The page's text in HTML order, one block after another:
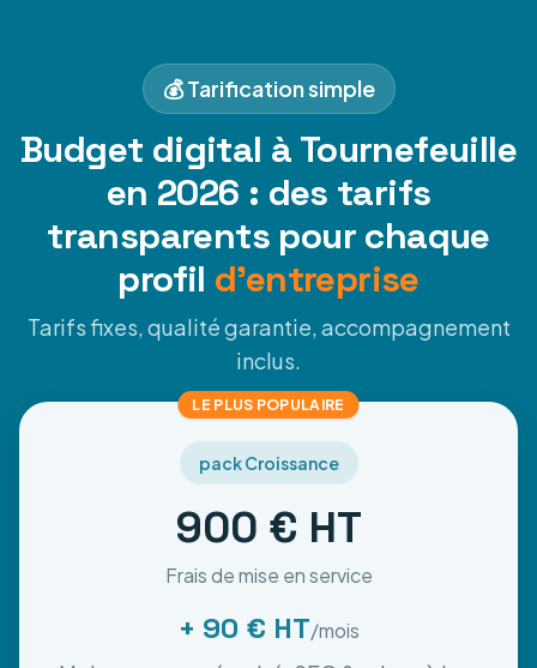
💰 Tarification simple
Budget digital à Tournefeuille
en 2026 : des tarifs
transparents pour chaque
profil d'entreprise
Tarifs fixes, qualité garantie, accompagnement
inclus.
LE PLUS POPULAIRE
pack Croissance
900 € HT
Frais de mise en service
+ 90 € HT/mois